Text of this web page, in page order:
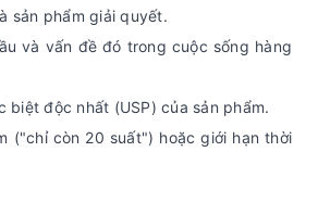
sản phẩm giải quyết.
và vấn đề đó trong cuộc sống hàng
biệt độc nhất (USP) của sản phẩm.
("chỉ còn 20 suất") hoặc giới hạn thời